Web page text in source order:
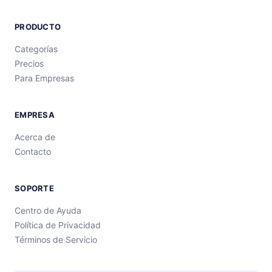
PRODUCTO
Categorías
Precios
Para Empresas
EMPRESA
Acerca de
Contacto
SOPORTE
Centro de Ayuda
Política de Privacidad
Términos de Servicio